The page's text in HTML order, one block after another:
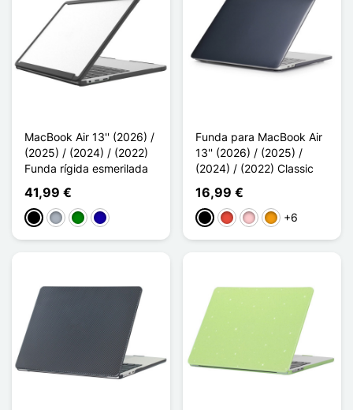
MacBook Air 13'' (2026) /
(2025) / (2024) / (2022)
Funda rígida esmerilada
41,99 €
NegroGris VerdeAzul oscuro
Funda para MacBook Air
13'' (2026) / (2025) /
(2024) / (2022) Classic
16,99 €
NegroRojoRosaNaranja
+6